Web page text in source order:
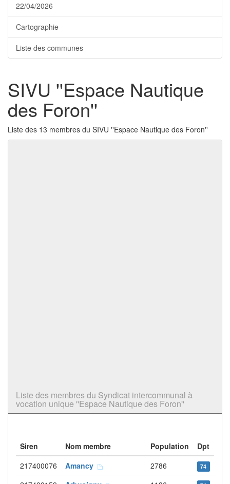
22/04/2026
Cartographie
Liste des communes
SIVU ''Espace Nautique
des Foron''
Liste des 13 membres du SIVU ''Espace Nautique des Foron''
Liste des membres du Syndicat intercommunal à
vocation unique ''Espace Nautique des Foron''
Siren Nom membre Population
Dpt
217400076
Amancy 2786 74